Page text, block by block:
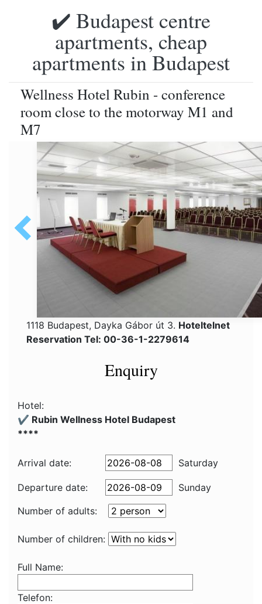
✔️ Budapest centre
apartments, cheap
apartments in Budapest
Wellness Hotel Rubin - conference
room close to the motorway M1 and
M7
1118 Budapest, Dayka Gábor út 3. Hoteltelnet
Reservation Tel: 00-36-1-2279614
Enquiry
Hotel:
✔️ Rubin Wellness Hotel Budapest
****
Arrival date: Saturday
Departure date:
Sunday
Number of adults:
Number of children:
Full Name:
Telefon: